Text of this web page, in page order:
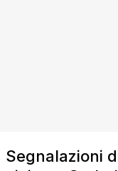
Segnalazioni